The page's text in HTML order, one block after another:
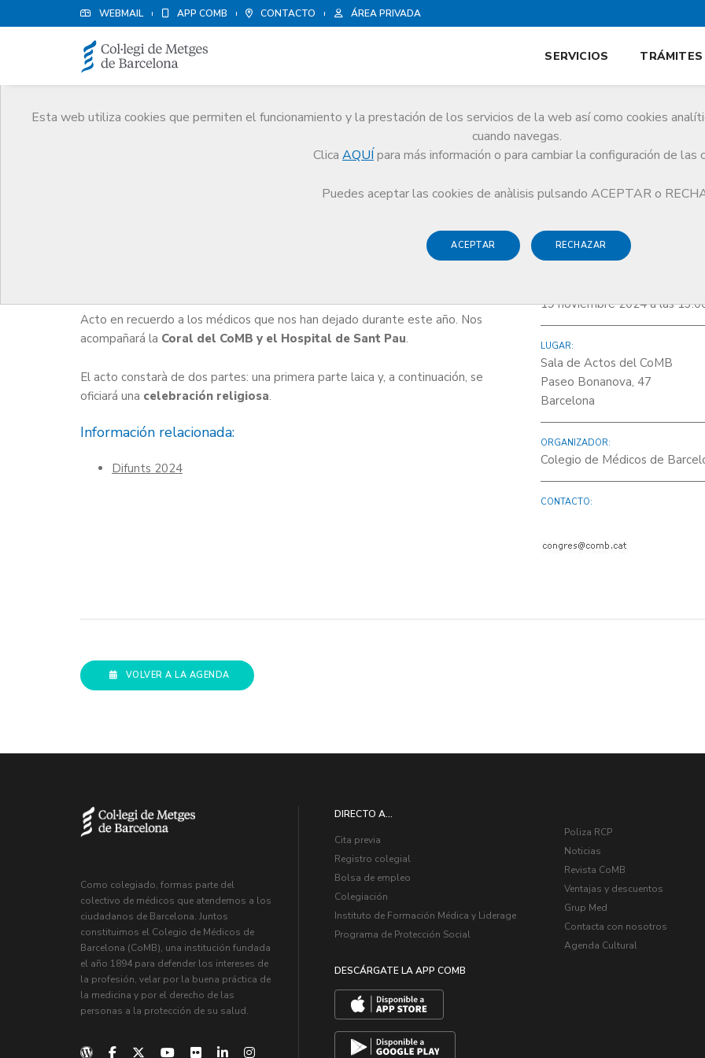
WEBMAIL APP COMB CONTACTO ÁREA PRIVADA
Esta web utiliza cookies que permiten el funcionamiento y la prestación de los servicios de la web así como cookies
cuando navegas.
Clica AQUÍ para más información o para cambiar la configuración de las
Puedes aceptar las cookies de anàlisis pulsando ACEPTAR o
ACEPTAR RECHAZAR
SERVICIOS TRÁMITES
Acto In Memoriam
Acto en recuerdo a los médicos que nos han dejado durante este año. Nos
acompañará la Coral del CoMB y el Hospital de Sant Pau.
El acto constarà de dos partes: una primera parte laica y, a continuación, se
oficiará una celebración religiosa.
Información relacionada:
Difunts 2024
19 noviembre 2024 a las
LUGAR:
Sala de Actos del CoMB
Paseo Bonanova, 47
Barcelona
ORGANIZADOR:
Colegio de Médicos de
CONTACTO:
VOLVER A LA AGENDA
Como colegiado, formas parte del
colectivo de médicos que atendemos a los
ciudadanos de Barcelona. Juntos
constituimos el Colegio de Médicos de
Barcelona (CoMB), una institución fundada
el año 1894 para defender los intereses de
la profesión, velar por la buena práctica de
la medicina y por el derecho de las
personas a la protección de su salud.
DIRECTO A...
Cita previa
Registro colegial
Bolsa de empleo
Colegiación
Instituto de Formación Médica y Liderage
Programa de Protección Social
DESCÁRGATE LA APP COMB
Poliza RCP
Noticias
Revista CoMB
Ventajas y descuentos
Grup Med
Contacta con nosotros
Agenda Cultural